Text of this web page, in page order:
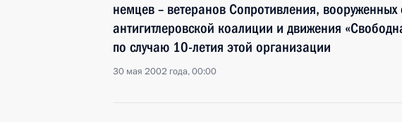
немцев – ветеранов Сопротивления, вооруженных
антигитлеровской коалиции и движения
по случаю 10-летия этой организации
30 мая 2002 года, 00:00